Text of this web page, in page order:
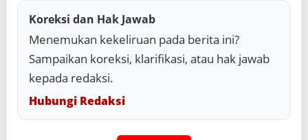
Koreksi dan Hak Jawab
Menemukan kekeliruan pada berita ini?
Sampaikan koreksi, klarifikasi, atau hak jawab
kepada redaksi.
Hubungi Redaksi